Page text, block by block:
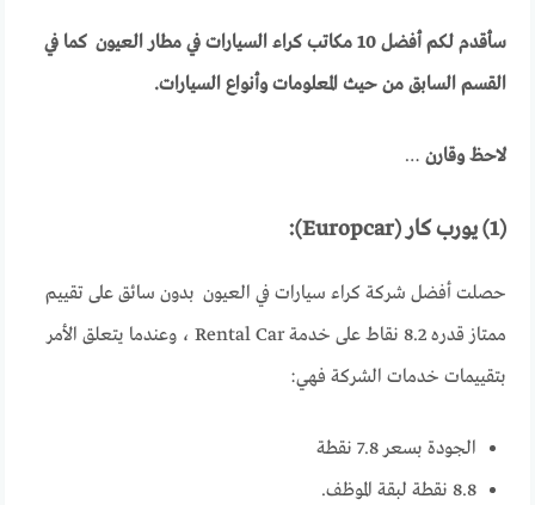
سأقدم لكم أفضل 10 مكاتب كراء السيارات في مطار العيون كما في
القسم السابق من حيث المعلومات وأنواع السيارات.
لاحظ وقارن …
(1) يورب كار (Europcar):
حصلت أفضل شركة كراء سيارات في العيون بدون سائق على تقييم
ممتاز قدره 8.2 نقاط على خدمة Rental Car ، وعندما يتعلق الأمر
بتقييمات خدمات الشركة فهي:
الجودة بسعر 7.8 نقطة
8.8 نقطة لبقة الموظف.